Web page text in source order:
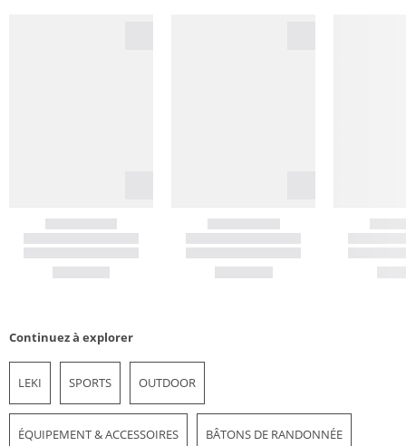
Continuez à explorer
LEKI SPORTS OUTDOOR
ÉQUIPEMENT & ACCESSOIRES BÂTONS DE RANDONNÉE